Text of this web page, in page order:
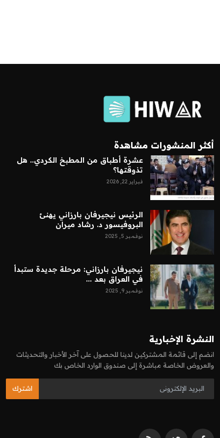
أكثر المنشورات مشاهدة
عشرة أطباق من المطبخ الكردي.. هل
تذوقتها؟
فبراير 22, 2026
الرئيس نيجيرفان بارزاني يهنئ
البروفيسور د. رشاد ميران
نوفمبر 5, 2025
نيجيرفان بارزاني: مرحلة جديدة ستبدأ
في العراق بعد ...
نوفمبر 9, 2025
النشرة الإخبارية
انضم إلى قائمة المشتركين لدينا للحصول على آخر الأخبار والتحديثات
والعروض الخاصة مباشرة إلى صندوق الوارد الخاص بك
اشترك